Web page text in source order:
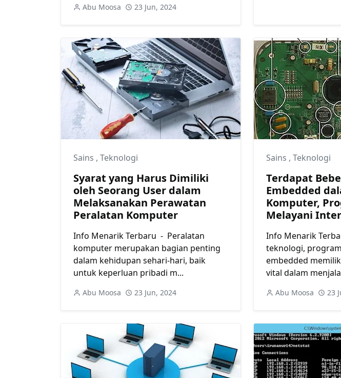
Abu Moosa 23 Jun, 2024
Sains , Teknologi
Syarat yang Harus Dimiliki
oleh Seorang User dalam
Melaksanakan Perawatan
Peralatan Komputer
Info Menarik Terbaru - Peralatan
komputer merupakan bagian penting
dalam kehidupan sehari-hari, baik
untuk keperluan pribadi m...
Abu Moosa 23 Jun, 2024
Sains , Teknologi
Terdapat
Embedded
Komputer,
Melayani
Info Menarik
teknologi,
embedded
vital dalam
Abu Moosa 23